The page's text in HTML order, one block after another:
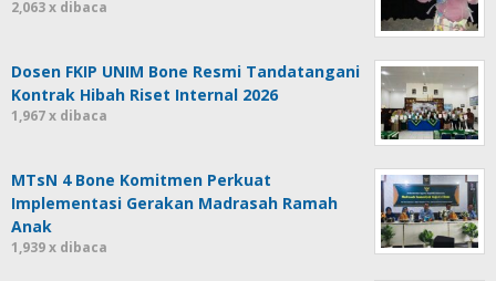
2,063 x dibaca
Dosen FKIP UNIM Bone Resmi Tandatangani
Kontrak Hibah Riset Internal 2026
1,967 x dibaca
MTsN 4 Bone Komitmen Perkuat
Implementasi Gerakan Madrasah Ramah
Anak
1,939 x dibaca